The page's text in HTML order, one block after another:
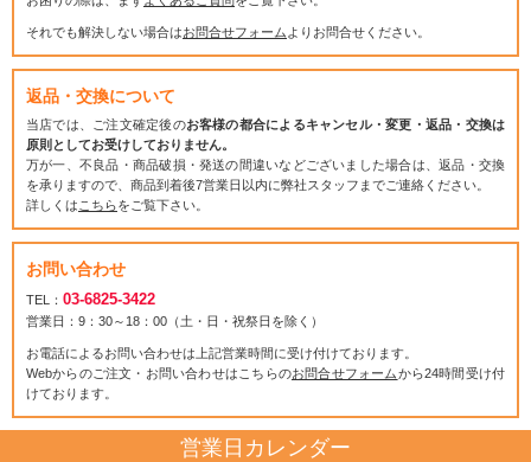
それでも解決しない場合はお問合せフォーム よりお問合せください。
返品・交換について
当店では、ご注文確定後のお客様の都合によるキャンセル・変更・返品・交換は
原則としてお受けしておりません。
万が一、不良品・商品破損・発送の間違いなどございました場合は、返品・交換
を承りますので、商品到着後7営業日以内に弊社スタッフまでご連絡ください。
詳しくは こちらをご覧下さい。
お問い合わせ
TEL： 03-6825-3422
営業日：9：30～18：00（土・日・祝祭日を除く）
お電話によるお問い合わせは上記営業時間に受け付けております。
Webからのご注文・お問い合わせはこちらのお問合せフォームから24時間受け付
けております。
営業日カレンダー